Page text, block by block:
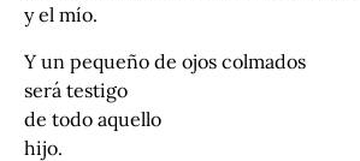
y el mío.
Y un pequeño de ojos colmados
será testigo
de todo aquello
hijo.